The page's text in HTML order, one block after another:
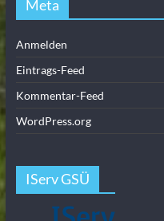
Meta
Anmelden
Eintrags-Feed
Kommentar-Feed
WordPress.org
IServ GSÜ